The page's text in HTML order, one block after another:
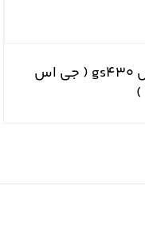
رادیاتور بخاری لکسوس gs۴۳۰ ( جی اس